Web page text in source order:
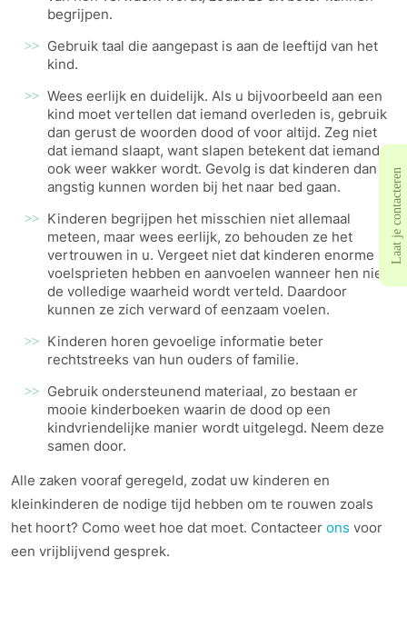
begrijpen.
Gebruik taal die aangepast is aan de leeftijd van het
kind.
Wees eerlijk en duidelijk. Als u bijvoorbeeld aan een
kind moet vertellen dat iemand overleden is, gebruik
dan gerust de woorden dood of voor altijd. Zeg niet
dat iemand slaapt, want slapen betekent dat iemand
ook weer wakker wordt. Gevolg is dat kinderen dan
angstig kunnen worden bij het naar bed gaan.
Kinderen begrijpen het misschien niet allemaal
meteen, maar wees eerlijk, zo behouden ze het
vertrouwen in u. Vergeet niet dat kinderen enorme
voelsprieten hebben en aanvoelen wanneer hen niet
de volledige waarheid wordt verteld. Daardoor
kunnen ze zich verward of eenzaam voelen.
Kinderen horen gevoelige informatie beter
rechtstreeks van hun ouders of familie.
Gebruik ondersteunend materiaal, zo bestaan er
mooie kinderboeken waarin de dood op een
kindvriendelijke manier wordt uitgelegd. Neem deze
samen door.
Alle zaken vooraf geregeld, zodat uw kinderen en
kleinkinderen de nodige tijd hebben om te rouwen zoals
het hoort? Como weet hoe dat moet. Contacteer ons voor
een vrijblijvend gesprek.
Laat je contacteren